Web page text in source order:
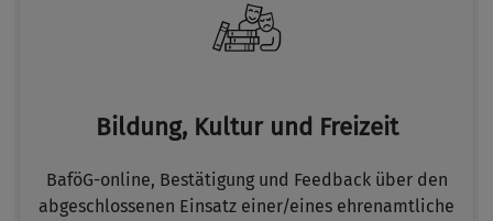
Bildung, Kultur und Freizeit
BaföG-online, Bestätigung und Feedback über den
abgeschlossenen Einsatz einer/eines ehrenamtliche